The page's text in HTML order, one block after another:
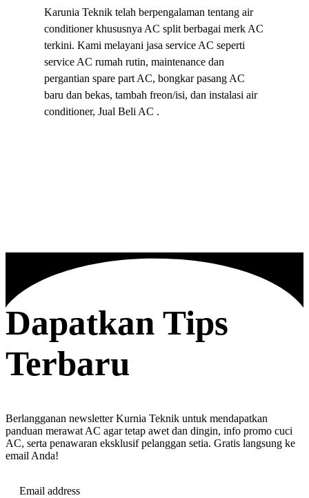
Karunia Teknik telah berpengalaman tentang air
conditioner khususnya AC split berbagai merk AC
terkini. Kami melayani jasa service AC seperti
service AC rumah rutin, maintenance dan
pergantian spare part AC, bongkar pasang AC
baru dan bekas, tambah freon/isi, dan instalasi air
conditioner, Jual Beli AC .
Dapatkan Tips
Terbaru
Berlangganan newsletter Kurnia Teknik untuk mendapatkan
panduan merawat AC agar tetap awet dan dingin, info promo cuci
AC, serta penawaran eksklusif pelanggan setia. Gratis langsung ke
email Anda!
Email address